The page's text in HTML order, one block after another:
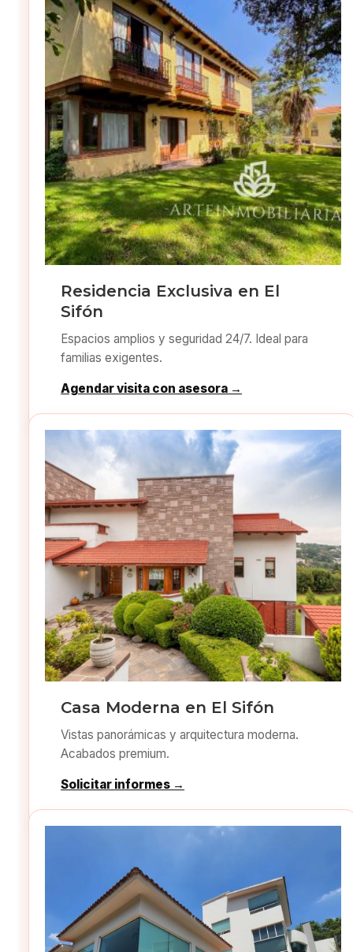
Residencia Exclusiva en El
Sifón
Espacios amplios y seguridad 24/7. Ideal para
familias exigentes.
Agendar visita con asesora →
Casa Moderna en El Sifón
Vistas panorámicas y arquitectura moderna.
Acabados premium.
Solicitar informes →